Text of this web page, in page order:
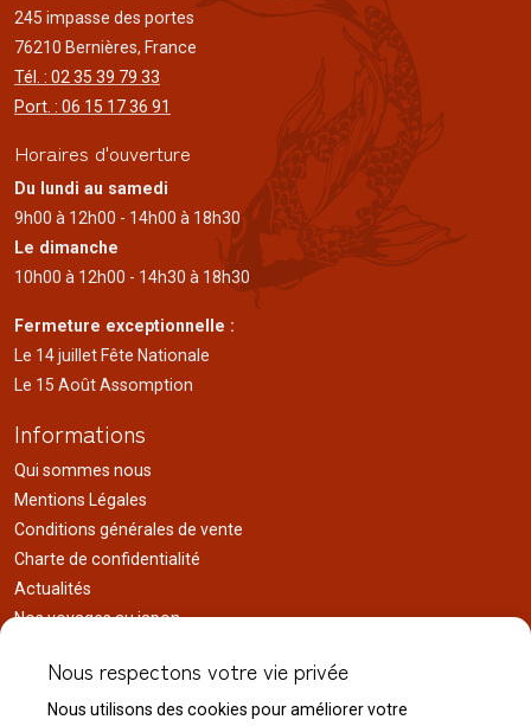
245 impasse des portes
76210 Bernières, France
Tél. : 02 35 39 79 33
Port. : 06 15 17 36 91
Horaires d'ouverture
Du lundi au samedi
9h00 à 12h00 - 14h00 à 18h30
Le dimanche
10h00 à 12h00 - 14h30 à 18h30
Fermeture exceptionnelle :
Le 14 juillet Fête Nationale
Le 15 Août Assomption
Informations
Qui sommes nous
Mentions Légales
Conditions générales de vente
Charte de confidentialité
Actualités
Nos voyages au japon
Liens utiles
Nous respectons votre vie privée
Nous utilisons des cookies pour améliorer votre